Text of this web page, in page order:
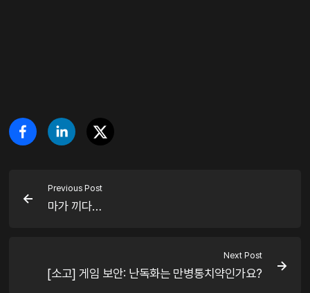
Previous Post
마가 끼다…
Next Post
[소고] 게임 보안: 난독화는 만병통치약인가요?